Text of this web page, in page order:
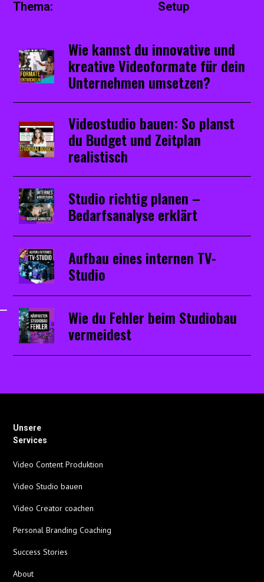
Thema: Setup
Wie kannst du innovative und
kreative Videoformate für dein
Unternehmen umsetzen?
Videostudio bauen: So planst
du Budget und Zeitplan
realistisch
Studio richtig planen –
Bedarfsanalyse erklärt
Aufbau eines internen TV-
Studio
Wie du Fehler beim Studiobau
vermeidest
Unsere
Services
Video Content Produktion
Video Studio bauen
Video Creator coachen
Personal Branding Coaching
Success Stories
About